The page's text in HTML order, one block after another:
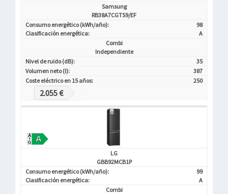
Samsung
RB38A7CGTS9/EF
Consumo energético (kWh/año):
98
Clasificación energética:
A
Combi
Independiente
Nivel de ruido (dB):
35
Volumen neto (l):
387
Coste eléctrico en 15 años:
250
2.055 €
LG
GBB92MCB1P
Consumo energético (kWh/año):
99
Clasificación energética:
A
Combi